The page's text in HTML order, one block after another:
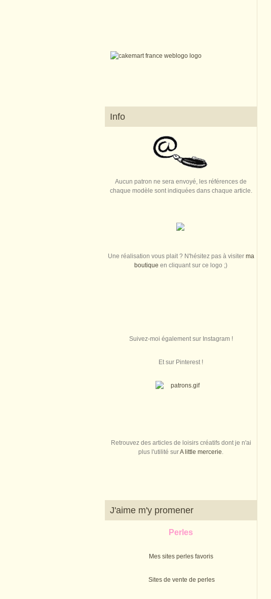
Info
Aucun patron ne sera envoyé, les références de
chaque modèle sont indiquées dans chaque article.
Une réalisation vous plait ? N'hésitez pas à visiter ma
boutique en cliquant sur ce logo ;)
Suivez-moi également sur Instagram !
Et sur Pinterest !
Retrouvez des articles de loisirs créatifs dont je n'ai
plus l'utilité surA little mercerie.
J'aime m'y promener
Perles
Mes sites perles favoris
Sites de vente de perles